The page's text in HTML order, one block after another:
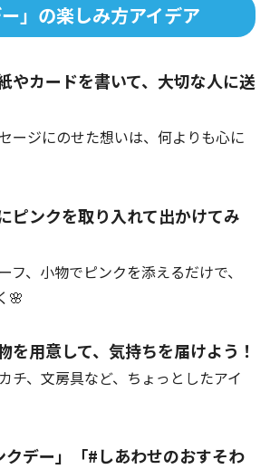
」の楽しみ方アイデア
やカードを書いて、大切な人に送
ジにのせた想いは、何よりも心に
ピンクを取り入れて出かけてみ
、小物でピンクを添えるだけで、
🌸
を用意して、気持ちを届けよう！
、文房具など、ちょっとしたアイ
クデー」「#しあわせのおすそわ